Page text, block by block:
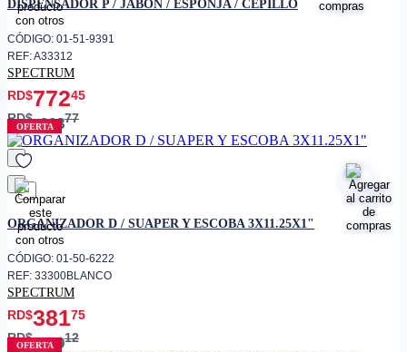
DISPENSADOR P / JABON / ESPONJA / CEPILLO
CÓDIGO: 01-51-9391
REF: A33312
SPECTRUM
RD$77245
RD$90877
OFERTA
favorito
ORGANIZADOR D / SUAPER Y ESCOBA 3X11.25X1"
CÓDIGO: 01-50-6222
REF: 33300BLANCO
SPECTRUM
RD$38175
RD$44912
OFERTA